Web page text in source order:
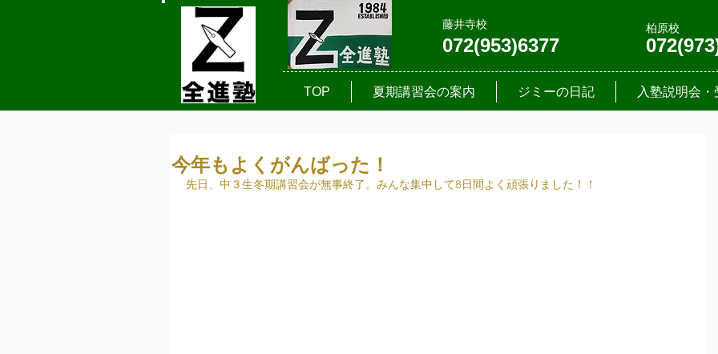
072(953)6377
藤井寺校 柏原校
TOP 夏期講習会の案内 ジミーの日記 入塾説明会
今年もよくがんばった！
先日、中３生冬期講習会が無事終了。みんな集中して8日間よく頑張りました！！